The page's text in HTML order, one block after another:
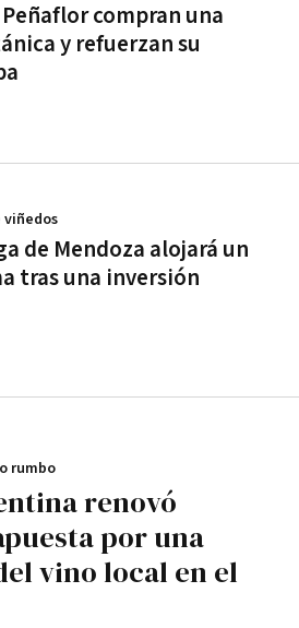
compran una
y refuerzan su
de Mendoza alojará un
tras una inversión
viñedos
renovó
por una
vino local en el
rumbo